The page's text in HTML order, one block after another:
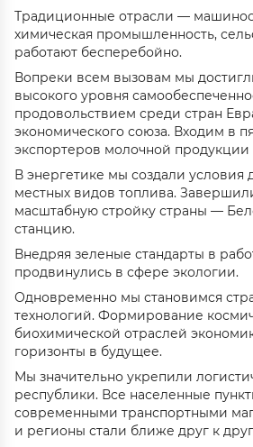
Традиционные отрасли —
химическая промышленность,
работают бесперебойно.
Вопреки всем вызовам мы
высокого уровня
продовольствием среди стран
экономического союза. Входим в
экспортеров молочной
В энергетике мы создали условия
местных видов топлива.
масштабную стройку страны —
станцию.
Внедряя зеленые стандарты в
продвинулись в сфере экологии.
Одновременно мы становимся
технологий. Формирование
биохимической отраслей
горизонты в будущее.
Мы значительно укрепили
республики. Все населенные
современными транспортными
и регионы стали ближе друг к